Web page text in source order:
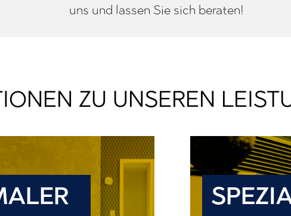
uns und lassen Sie sich beraten!
ZU UNSEREN